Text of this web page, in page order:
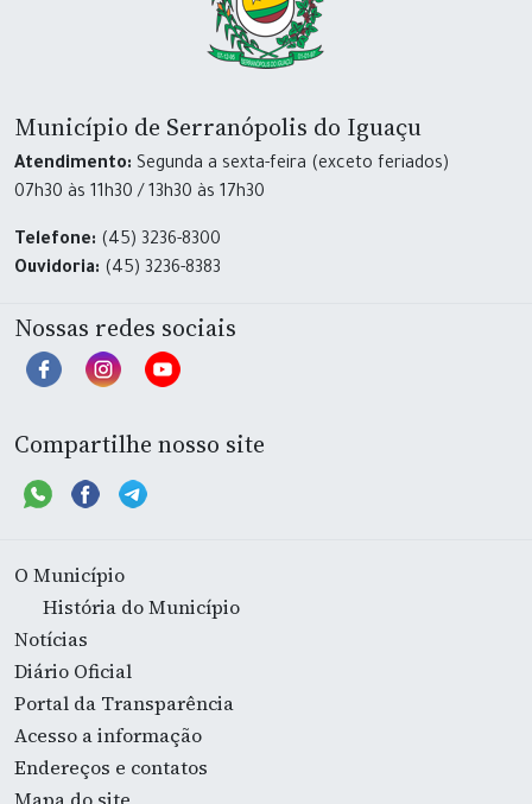
Município de Serranópolis do Iguaçu
Atendimento: Segunda a sexta-feira (exceto feriados)
07h30 às 11h30 / 13h30 às 17h30
Telefone: (45) 3236-8300
Ouvidoria: (45) 3236-8383
Nossas redes sociais
Compartilhe nosso site
O Município
História do Município
Notícias
Diário Oficial
Portal da Transparência
Acesso a informação
Endereços e contatos